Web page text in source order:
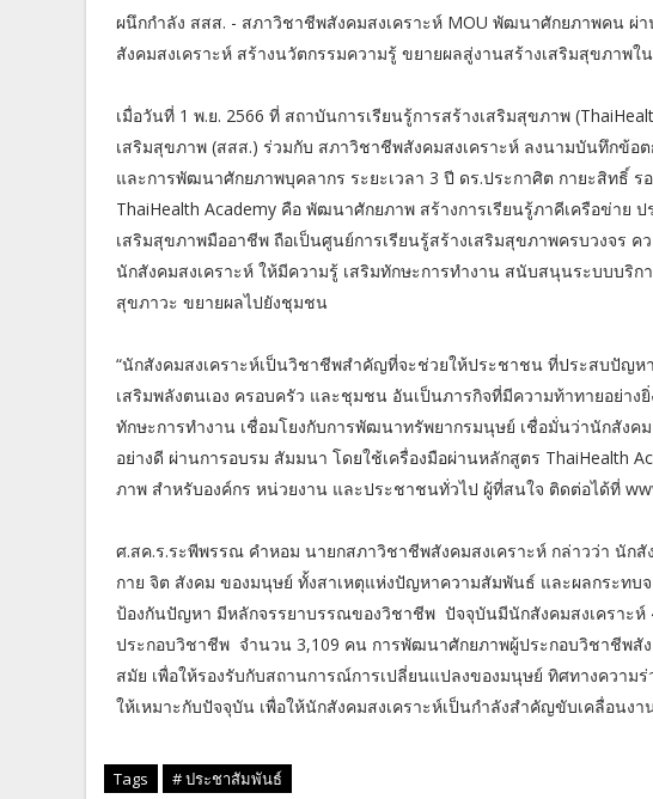
ผนึกกำลัง สสส. - สภาวิชาชีพสังคมสงเคราะห์ MOU พัฒนาศักยภาพคน ผ่
สังคมสงเคราะห์ สร้างนวัตกรรมความรู้ ขยายผลสู่งานสร้างเสริมสุขภาพใ
เมื่อวันที่ 1 พ.ย. 2566 ที่ สถาบันการเรียนรู้การสร้างเสริมสุขภาพ
เสริมสุขภาพ (สสส.) ร่วมกับ สภาวิชาชีพสังคมสงเคราะห์ ลงนามบันทึกข้
และการพัฒนาศักยภาพบุคลากร ระยะเวลา 3 ปี ดร.ประกาศิต กายะสิทธิ์ ร
ThaiHealth Academy คือ พัฒนาศักยภาพ สร้างการเรียนรู้ภาคีเครือข่าย
เสริมสุขภาพมืออาชีพ ถือเป็นศูนย์การเรียนรู้สร้างเสริมสุขภาพครบวงจร
นักสังคมสงเคราะห์ ให้มีความรู้ เสริมทักษะการทำงาน สนับสนุนระบบบริ
สุขภาวะ ขยายผลไปยังชุมชน
“นักสังคมสงเคราะห์เป็นวิชาชีพสำคัญที่จะช่วยให้ประชาชน ที่ประสบปัญห
เสริมพลังตนเอง ครอบครัว และชุมชน อันเป็นภารกิจที่มีความท้าทายอย่า
ทักษะการทำงาน เชื่อมโยงกับการพัฒนาทรัพยากรมนุษย์ เชื่อมั่นว่านักสังค
อย่างดี ผ่านการอบรม สัมมนา โดยใช้เครื่องมือผ่านหลักสูตร ThaiHealth
ภาพ สำหรับองค์กร หน่วยงาน และประชาชนทั่วไป ผู้ที่สนใจ ติดต่อได้ที่
ศ.สค.ร.ระพีพรรณ คำหอม นายกสภาวิชาชีพสังคมสงเคราะห์ กล่าวว่า นัก
กาย จิต สังคม ของมนุษย์ ทั้งสาเหตุแห่งปัญหาความสัมพันธ์ และผลกระทบ
ป้องกันปัญหา มีหลักจรรยาบรรณของวิชาชีพ ปัจจุบันมีนักสังคมสงเคราะ
ประกอบวิชาชีพ จำนวน 3,109 คน การพัฒนาศักยภาพผู้ประกอบวิชาชีพสั
สมัย เพื่อให้รองรับกับสถานการณ์การเปลี่ยนแปลงของมนุษย์ ทิศทางความ
ให้เหมาะกับปัจจุบัน เพื่อให้นักสังคมสงเคราะห์เป็นกำลังสำคัญขับเคลื่อนง
Tags # ประชาสัมพันธ์